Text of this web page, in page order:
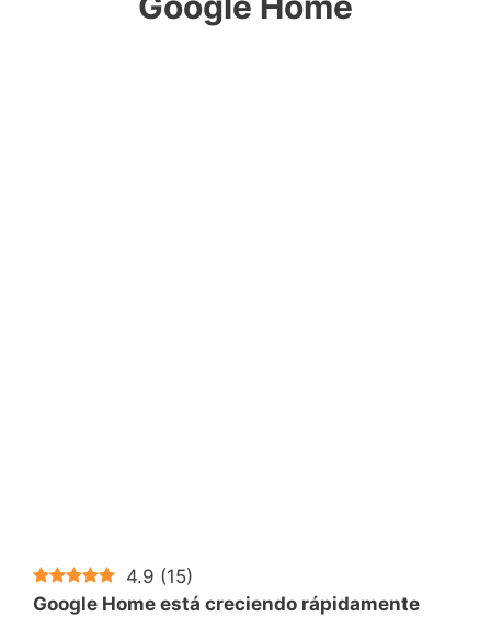
4.9 (15)
Google Home está creciendo rápidamente